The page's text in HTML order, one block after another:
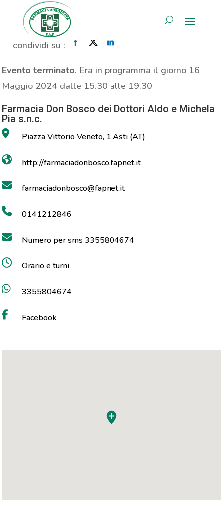
AREA RISERVATA
Controllo dei Nei
Home» Evento» Controllo dei Nei
condividi su :
Evento terminato. Era in programma il giorno 16
Maggio 2024 dalle 15:30 alle 19:30
Farmacia Don Bosco dei Dottori Aldo e Michela
Pia s.n.c.
Piazza Vittorio Veneto, 1 Asti (AT)
http://farmaciadonbosco.fapnet.it
farmaciadonbosco@fapnet.it
0141212846
Numero per sms 3355804674
Orario e turni
3355804674
Facebook